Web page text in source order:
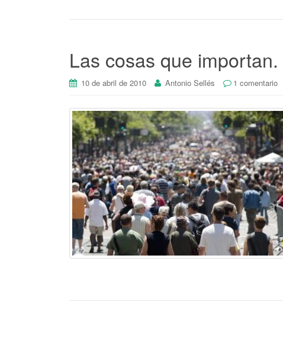
Las cosas que importan.
10 de abril de 2010 Antonio Sellés 1 comentario